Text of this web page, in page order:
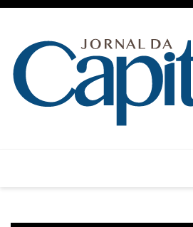
Ir
conteúdo